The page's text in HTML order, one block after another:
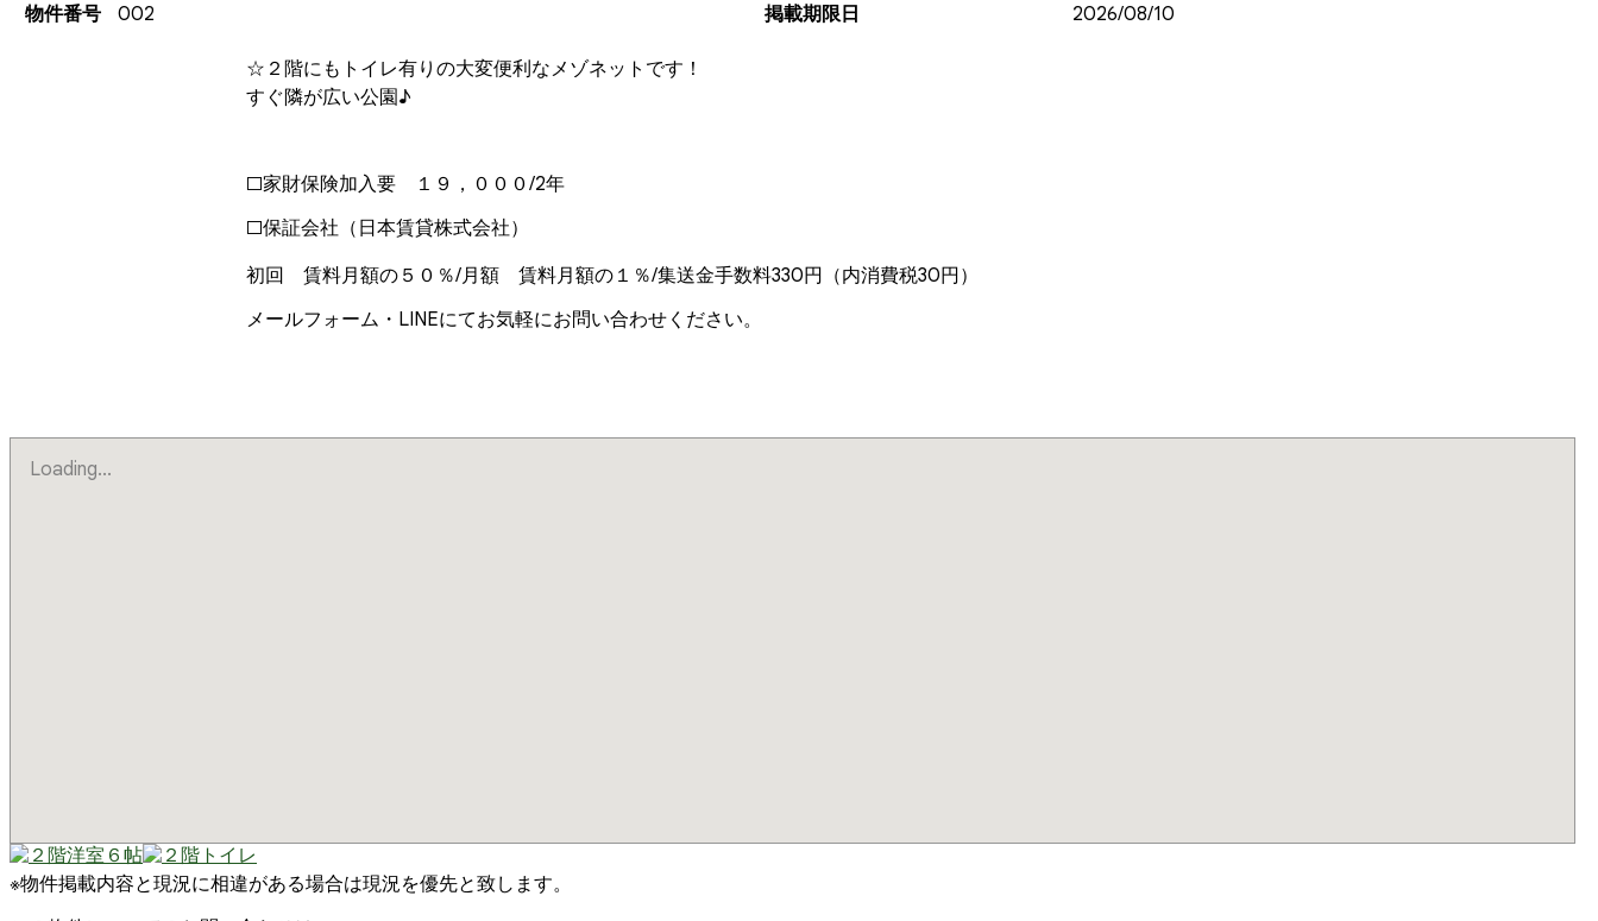
物件番号
002 掲載期限日 2026/08/10
☆２階にもトイレ有りの大変便利なメゾネットです！
すぐ隣が広い公園♪
□家財保険加入要 １９，０００/2年
□保証会社（日本賃貸株式会社）
初回 賃料月額の５０％/月額 賃料月額の１％/集送金手数料330円（内消費税30円）
メールフォーム・LINEにてお気軽にお問い合わせください。
Loading...
※物件掲載内容と現況に相違がある場合は現況を優先と致します。